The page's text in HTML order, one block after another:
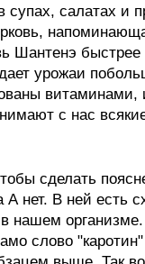
салатах и
Шантенэ
урожаи
витаминами,
с нас
сделать
А нет. В ней есть
в нашем
слово